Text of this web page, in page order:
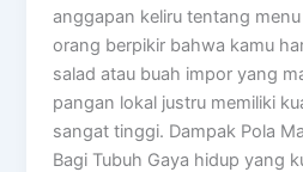
anggapan keliru tentang
orang berpikir bahwa kamu
salad atau buah impor yang
pangan lokal justru memiliki
sangat tinggi. Dampak Pola
Bagi Tubuh Gaya hidup yang